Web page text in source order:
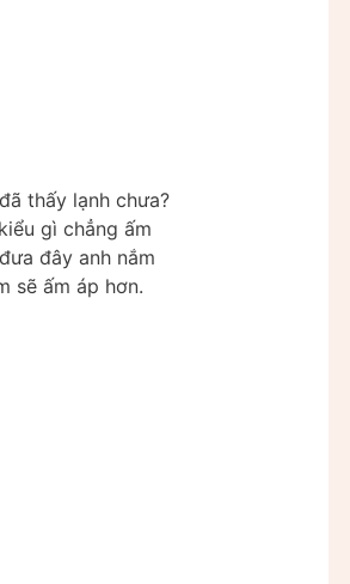
thấy lạnh chưa?
gì chẳng ấm
đây anh nắm
sẽ ấm áp hơn.